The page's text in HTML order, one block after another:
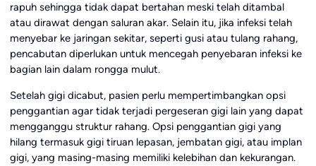
rapuh sehingga tidak dapat bertahan meski telah ditambal
atau dirawat dengan saluran akar. Selain itu, jika infeksi telah
menyebar ke jaringan sekitar, seperti gusi atau tulang rahang,
pencabutan diperlukan untuk mencegah penyebaran infeksi ke
bagian lain dalam rongga mulut.
Setelah gigi dicabut, pasien perlu mempertimbangkan opsi
penggantian agar tidak terjadi pergeseran gigi lain yang dapat
mengganggu struktur rahang. Opsi penggantian gigi yang
hilang termasuk gigi tiruan lepasan, jembatan gigi, atau implan
gigi, yang masing-masing memiliki kelebihan dan kekurangan.